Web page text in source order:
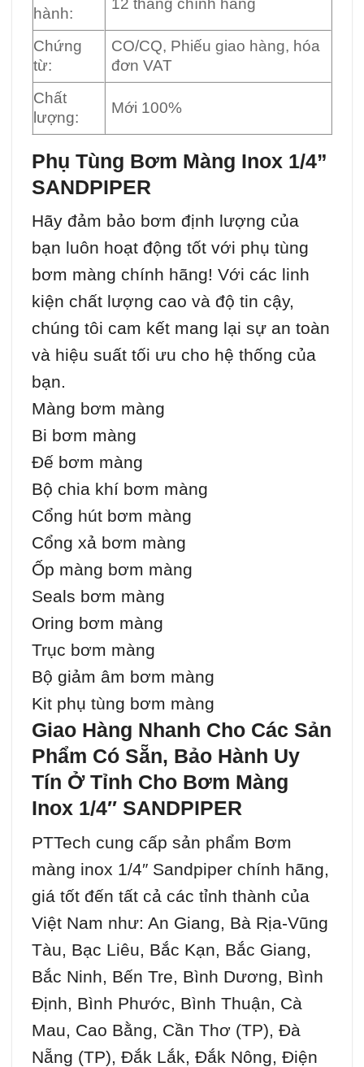
hành:
Chứng
từ:
CO/CQ, Phiếu giao hàng, hóa
đơn VAT
Chất
lượng:
Mới 100%
Phụ Tùng Bơm Màng Inox 1/4”
SANDPIPER
Hãy đảm bảo bơm định lượng của
bạn luôn hoạt động tốt với phụ tùng
bơm màng chính hãng! Với các linh
kiện chất lượng cao và độ tin cậy,
chúng tôi cam kết mang lại sự an toàn
và hiệu suất tối ưu cho hệ thống của
bạn.
Màng bơm màng
Bi bơm màng
Đế bơm màng
Bộ chia khí bơm màng
Cổng hút bơm màng
Cổng xả bơm màng
Ốp màng bơm màng
Seals bơm màng
Oring bơm màng
Trục bơm màng
Bộ giảm âm bơm màng
Kit phụ tùng bơm màng
Giao Hàng Nhanh Cho Các Sản
Phẩm Có Sẵn, Bảo Hành Uy
Tín Ở Tỉnh Cho Bơm Màng
Inox 1/4″ SANDPIPER
PTTech cung cấp sản phẩm Bơm
màng inox 1/4″ Sandpiper chính hãng,
giá tốt đến tất cả các tỉnh thành của
Việt Nam như: An Giang, Bà Rịa-Vũng
Tàu, Bạc Liêu, Bắc Kạn, Bắc Giang,
Bắc Ninh, Bến Tre, Bình Dương, Bình
Định, Bình Phước, Bình Thuận, Cà
Mau, Cao Bằng, Cần Thơ (TP), Đà
Nẵng (TP), Đắk Lắk, Đắk Nông, Điện